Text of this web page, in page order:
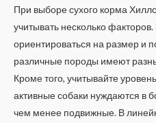
При выборе сухого корма
учитывать несколько
ориентироваться на размер и
различные породы имеют
Кроме того, учитывайте
активные собаки нуждаются в
чем менее подвижные. В